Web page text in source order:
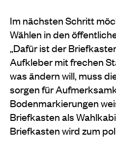
Im nächsten Schritt
Wählen in den
„Dafür ist der
Aufkleber mit frechen
was ändern will, muss
sorgen für
Bodenmarkierungen
Briefkasten als
Briefkasten wird zum